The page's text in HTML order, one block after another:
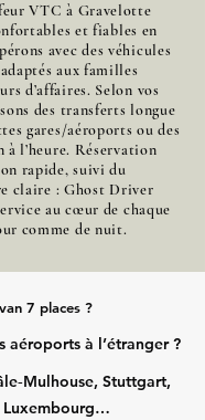
VTC à Gravelotte
et fiables en
avec des véhicules
aux familles
d’affaires. Selon vos
des transferts longue
gares/aéroports ou des
l’heure. Réservation
rapide, suivi du
claire : Ghost Driver
au cœur de chaque
comme de nuit.
7 places ?
aéroports à l’étranger ?
Stuttgart,
Luxembourg…